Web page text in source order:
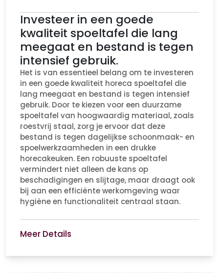
Investeer in een goede
kwaliteit spoeltafel die lang
meegaat en bestand is tegen
intensief gebruik.
Het is van essentieel belang om te investeren
in een goede kwaliteit horeca spoeltafel die
lang meegaat en bestand is tegen intensief
gebruik. Door te kiezen voor een duurzame
spoeltafel van hoogwaardig materiaal, zoals
roestvrij staal, zorg je ervoor dat deze
bestand is tegen dagelijkse schoonmaak- en
spoelwerkzaamheden in een drukke
horecakeuken. Een robuuste spoeltafel
vermindert niet alleen de kans op
beschadigingen en slijtage, maar draagt ook
bij aan een efficiënte werkomgeving waar
hygiëne en functionaliteit centraal staan.
Meer Details